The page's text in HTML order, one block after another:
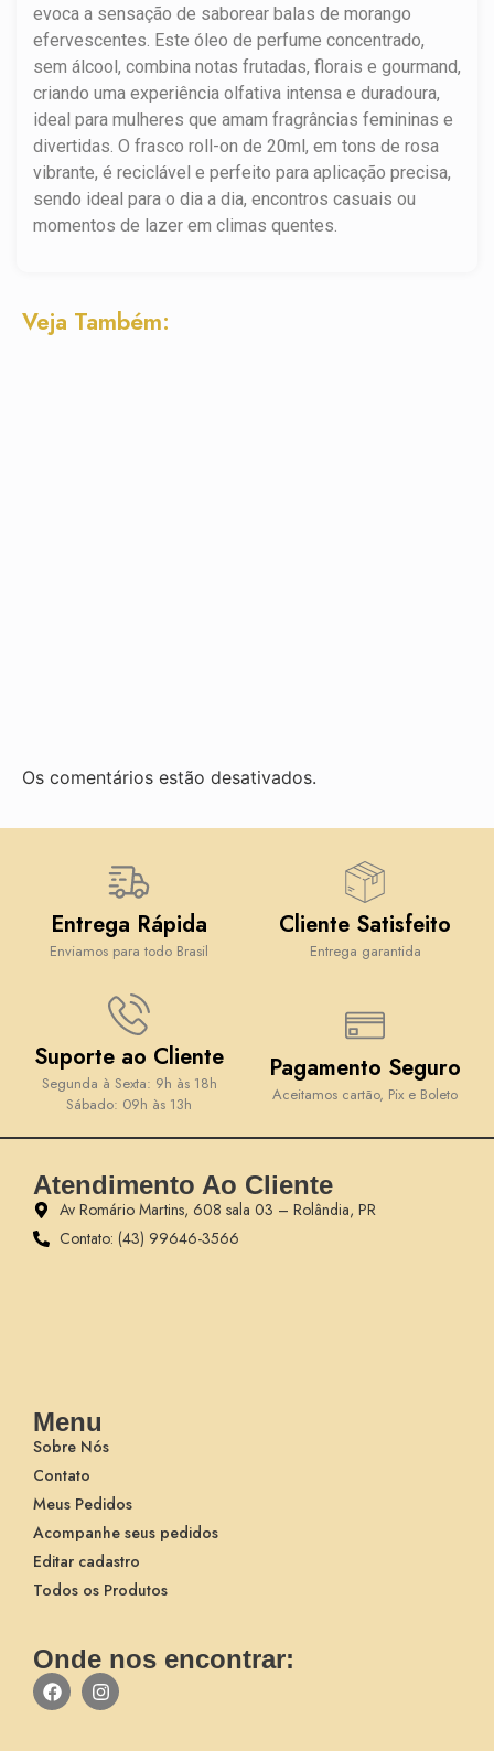
evoca a sensação de saborear balas de morango
efervescentes. Este óleo de perfume concentrado,
sem álcool, combina notas frutadas, florais e gourmand,
criando uma experiência olfativa intensa e duradoura,
ideal para mulheres que amam fragrâncias femininas e
divertidas. O frasco roll-on de 20ml, em tons de rosa
vibrante, é reciclável e perfeito para aplicação precisa,
sendo ideal para o dia a dia, encontros casuais ou
momentos de lazer em climas quentes.
Veja Também:
Os comentários estão desativados.
Entrega Rápida
Enviamos para todo Brasil
Cliente Satisfeito
Entrega garantida
Suporte ao Cliente
Segunda à Sexta: 9h às 18h
Sábado: 09h às 13h
Pagamento Seguro
Aceitamos cartão, Pix e Boleto
Atendimento Ao Cliente
Av Romário Martins, 608 sala 03 – Rolândia, PR
Contato: (43) 99646-3566
Menu
Sobre Nós
Contato
Meus Pedidos
Acompanhe seus pedidos
Editar cadastro
Todos os Produtos
Onde nos encontrar: